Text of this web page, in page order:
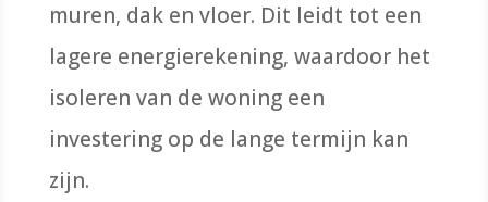
muren, dak en vloer. Dit leidt tot een
lagere energierekening, waardoor het
isoleren van de woning een
investering op de lange termijn kan
zijn.